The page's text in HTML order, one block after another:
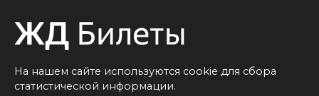
На нашем сайте используются cookie для сбора
статистической информации.